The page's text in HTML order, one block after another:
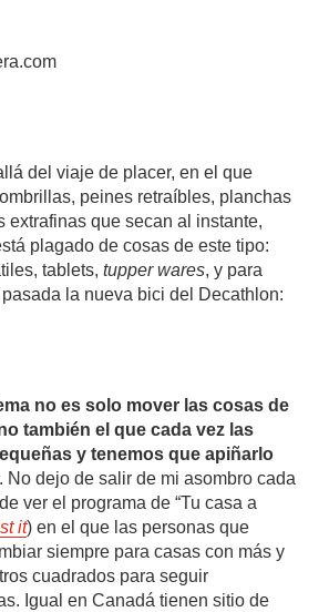
del viaje de placer, en el que
peines retraíbles, planchas
extrafinas que secan al instante,
plagado de cosas de este tipo:
tablets,tupper wares, y para
la nueva bici del Decathlon:
no es solo mover las cosas de
también el que cada vez las
y tenemos que apiñarlo
. No dejo de salir de mi asombro cada
ver el programa de “Tu casa a
it) en el que las personas que
siempre para casas con más y
cuadrados para seguir
Igual en Canadá tienen sitio de